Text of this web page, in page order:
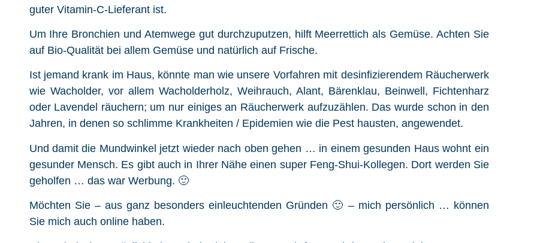
guter Vitamin-C-Lieferant ist.
Um Ihre Bronchien und Atemwege gut durchzuputzen, hilft Meerrettich als Gemüse. Achten Sie
auf Bio-Qualität bei allem Gemüse und natürlich auf Frische.
Ist jemand krank im Haus, könnte man wie unsere Vorfahren mit desinfizierendem Räucherwerk
wie Wacholder, vor allem Wacholderholz, Weihrauch, Alant, Bärenklau, Beinwell, Fichtenharz
oder Lavendel räuchern; um nur einiges an Räucherwerk aufzuzählen. Das wurde schon in den
Jahren, in denen so schlimme Krankheiten / Epidemien wie die Pest hausten, angewendet.
Und damit die Mundwinkel jetzt wieder nach oben gehen … in einem gesunden Haus wohnt ein
gesunder Mensch. Es gibt auch in Ihrer Nähe einen super Feng-Shui-Kollegen. Dort werden Sie
geholfen … das war Werbung. 🙂
Möchten Sie – aus ganz besonders einleuchtenden Gründen 🙂 – mich persönlich … können
Sie mich auch online haben.